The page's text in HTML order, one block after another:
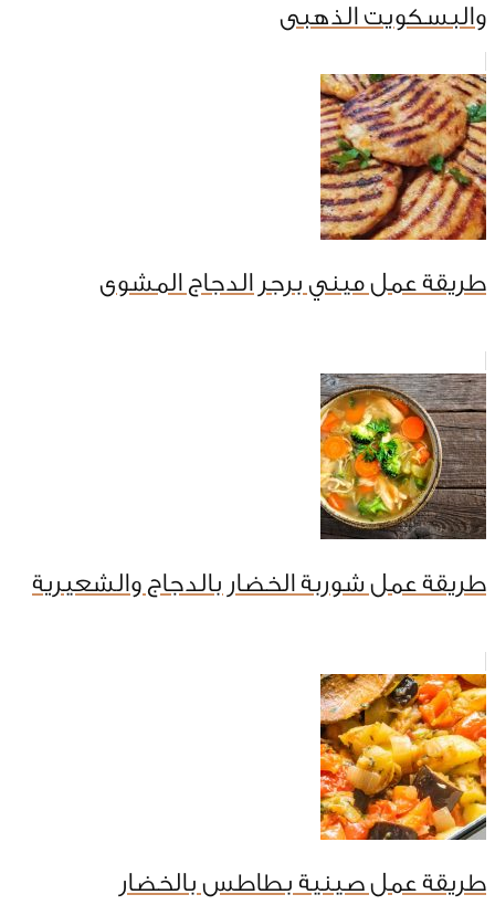
والبسكويت الذهبى
طريقة عمل ميني برجر الدجاج المشوى
طريقة عمل شوربة الخضار بالدجاج والشعيرية
طريقة عمل صينية بطاطس بالخضار